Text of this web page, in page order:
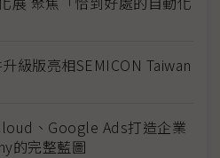
級版亮相SEMICON Taiwan
、Google Ads打造企業
的完整藍圖